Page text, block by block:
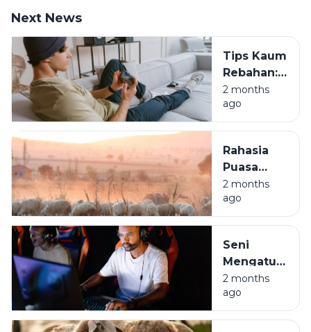
Next News
Tips Kaum
Rebahan:
Saldo E-
Wallet
Nambah
Tiduran
2 months
ago
Rahasia
Puasa
Arafah:
Golden
Ticket
Dosa Kita
2 months
ago
Seni
Mengatur
Waktu
Mabar:
Biar Jago
2 months
ago